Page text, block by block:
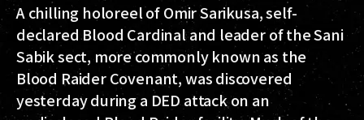
A chilling holoreel of Omir Sarikusa, self-
declared Blood Cardinal and leader of the Sani
Sabik sect, more commonly known as the
Blood Raider Covenant, was discovered
yesterday during a DED attack on an